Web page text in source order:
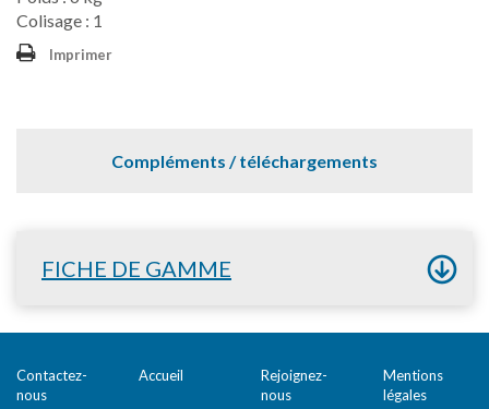
Colisage : 1
Imprimer
Compléments / téléchargements
FICHE DE GAMME
Contactez-
nous
Accueil
Rejoignez-
nous
Mentions
légales